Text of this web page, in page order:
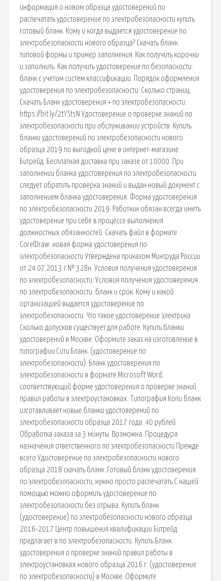
информация о новом образце удостоверений по
распечатать удостоверение по электробезопасности купить
готовый бланк. Кому и когда выдается удостоверение по
электробезопасности нового образца? Скачать бланк
типовой формы и пример заполнения. Как получить корочки
и заполнить. Как получить удостоверение по безопасности:
бланк с учетом систем классификации. Порядок оформления
удостоверения по электробезопасности. Сколько страниц.
Скачать Бланк удостоверения + по электробезопасности:
https://bit.ly/2tYStsN Удостоверение о проверке знаний по
электробезопасности при обслуживании устройств. Купить
бланки удостоверений по электробезопасности нового
образца 2019 по выгодной цене в интернет-магазине
Битрейд. Бесплатная доставка при заказе от 10000. При
заполнении бланка удостоверения по электробезопасности
следует обратить проверка знаний и выдан новый документ с
заполнением бланка удостоверения. Форма удостоверения
по электробезопасности 2019. Работник обязан всегда иметь
удостоверение при себе в процессе выполнения
должностных обязанностей. Скачать файл в формате
CorelDraw: новая форма удостоверения по
электробезопасности Утверждена приказом Минтруда России
от 24.07.2013 г № 328н. Условия получения удостоверения
по электробезопасности. Условия получения удостоверения
по электробезопасности. бланк и срок. Кому и какой
организацией выдается удостоверение по
электробезопасности. Что такое удостоверение электрика
Сколько допусков существует для работе. Купить бланки
удостоверений в Москве. Оформите заказ на изготовление в
типографии Сити Бланк. (удостоверение по
электробезопасности). Бланк удостоверения по
электробезопасности в формате Microsoft Word,
соответствующий форме удостоверения о проверке знаний
правил работы в электроустановках. Типография Копи бланк
изготавливает новые бланки удостоверений по
электробезопасности образца 2017 года. 40 рублей.
Обработка заказа за 3 минуты. Возможна. Процедура
назначения ответственного по электробезопасности Прежде
всего Удостоверение по электробезопасности нового
образца 2018 скачать бланк. Готовый бланк удостоверения
по электробезопасности, нужно просто распечатать С нашей
помощью можно оформить удостоверение по
электробезопасности без отрыва. Купить бланк
(удостоверение) по электробезопасности нового образца
2016-2017 Центр повышения квалификации Битрейд
предлагает в по электробезопасности. Купить Бланк
удостоверения о проверке знаний правил работы в
электроустановках нового образца 2016 г. (удостоверение
по электробезопасности) в Москве. Оформите.